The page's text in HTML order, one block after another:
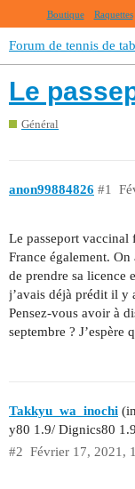
Boutique Raquettes
Forum de tennis de
Le
Général
anon99884826 #1
Le passeport vaccinal
France également.
de prendre sa licence
j’avais déjà prédit il y
Pensez-vous avoir à
septembre ? J’espère
Takkyu_wa_inochi
y80 1.9/ Dignics80
Février 17, 2021,
#2